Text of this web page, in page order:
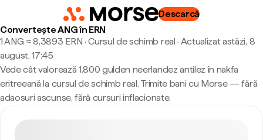
Descarcă
Convertește ANG în ERN
1 ANG ≈ 8,3893 ERN · Cursul de schimb real · Actualizat astăzi, 8
august, 17:45
Vede cât valorează 1.800 gulden neerlandez antilez în nakfa
eritreeană la cursul de schimb real. Trimite bani cu Morse — fără
adaosuri ascunse, fără cursuri inflacionate.